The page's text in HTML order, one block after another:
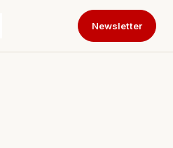
Newsletter